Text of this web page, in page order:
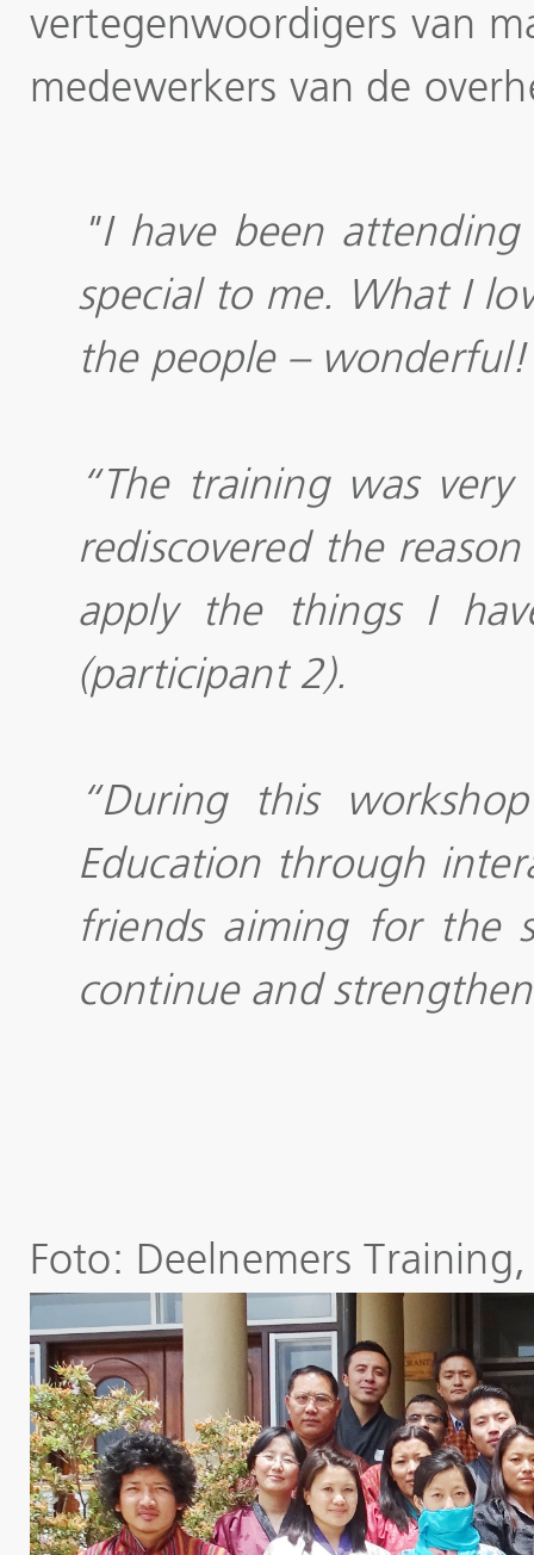
vertegenwoordigers van
medewerkers van de
"I have been
special to me. What I
the people –
“The training was
rediscovered the
apply the things I
(participant 2).
“During this
Education through
friends aiming for the
continue and
Foto: Deelnemers